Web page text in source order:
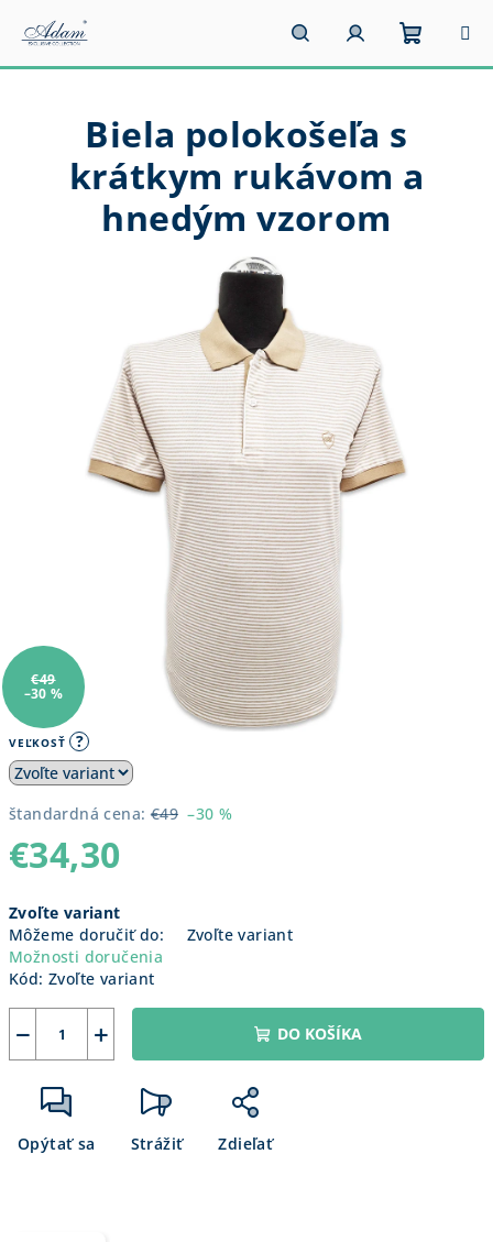
obsah
HľadaťPrihlásenie
VEĽKOSŤ ?
štandardná cena: €49 –30 %
€34,30
cena:
Zvoľte variant
Môžeme doručiť do:
Zvoľte variant
Možnosti doručenia
Kód: Zvoľte variant
+
− DO KOŠÍKA
Opýtať sa Strážiť Zdieľať
Biela polokošeľa s
krátkym rukávom a
hnedým vzorom
€49
–30 %